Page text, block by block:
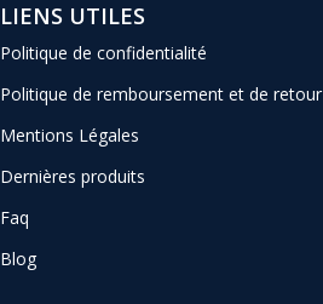
LIENS UTILES
Politique de confidentialité
Politique de remboursement et de retour
Mentions Légales
Dernières produits
Faq
Blog